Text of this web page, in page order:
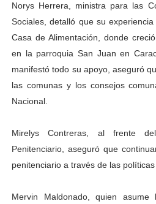
Norys Herrera, ministra para las
Sociales, detalló que su
Casa de Alimentación, donde
en la parroquia San Juan en
manifestó todo su apoyo, aseguró
las comunas y los consejos
Nacional.
Mirelys Contreras, al frente
Penitenciario, aseguró que
penitenciario a través de las
Mervin Maldonado, quien